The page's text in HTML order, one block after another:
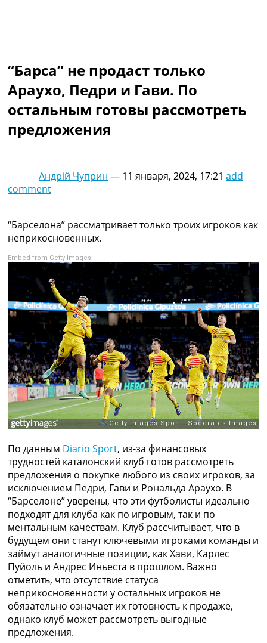
Украина. Первая Лига
Лига Чемпионов
Англия. Премьер Лига
Испания. Ла Лига
Другие Турниры >>>
Таблицы
Лига Чемпионов. Таблицы групп
Все таблицы >>>
Рейтинги
Рейтинг клубов УЕФА
Рейтинг ФИФА
ТВ программа
RU
UA
Categories
Главная
Новости футбола
Видео
Трансферы
Новости футбола Украины
Конкурс прогнозов
Логин
Рейтинги
Правила
Коллективный прогноз
Турниры
Чемпионат Мира
Украина. Премьер-Лига
Украина. Первая Лига
Лига Чемпионов
Англия. Премьер Лига
Испания. Ла Лига
Другие Турниры >>>
Таблицы
Таблицы групп Чемпионата Мира
“Барса” не продаст только
Араухо, Педри и Гави. По
остальным готовы рассмотреть
предложения
Андрій Чуприн — 11 января, 2024, 17:21 add
comment
“Барселона” рассматривает только троих игроков как
неприкосновенных.
Embed from Getty Images
По данным Diario Sport, из-за финансовых
трудностей каталонский клуб готов рассмотреть
предложения о покупке любого из своих игроков, за
исключением Педри, Гави и Рональда Араухо. В
“Барселоне” уверены, что эти футболисты идеально
подходят для клуба как по игровым, так и по
ментальным качествам. Клуб рассчитывает, что в
будущем они станут ключевыми игроками команды и
займут аналогичные позиции, как Хави, Карлес
Пуйоль и Андрес Иньеста в прошлом. Важно
отметить, что отсутствие статуса
неприкосновенности у остальных игроков не
обязательно означает их готовность к продаже,
однако клуб может рассмотреть выгодные
предложения.